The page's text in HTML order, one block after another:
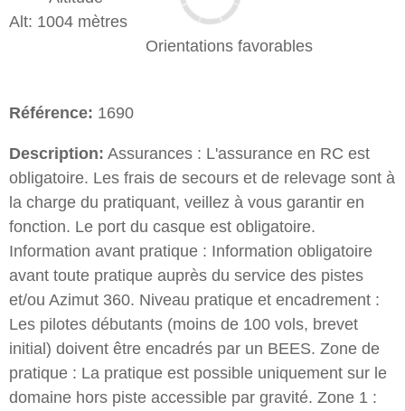
Alt: 1004 mètres
Orientations favorables
Référence: 1690
Description: Assurances : L'assurance en RC est
obligatoire. Les frais de secours et de relevage sont à
la charge du pratiquant, veillez à vous garantir en
fonction. Le port du casque est obligatoire.
Information avant pratique : Information obligatoire
avant toute pratique auprès du service des pistes
et/ou Azimut 360. Niveau pratique et encadrement :
Les pilotes débutants (moins de 100 vols, brevet
initial) doivent être encadrés par un BEES. Zone de
pratique : La pratique est possible uniquement sur le
domaine hors piste accessible par gravité. Zone 1 :